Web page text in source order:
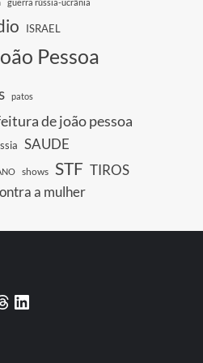
guerra rússia-ucrânia
ISRAEL
Pessoa
patos
de joão pessoa
SAUDE
shows STF TIROS
a mulher
LinkedIn